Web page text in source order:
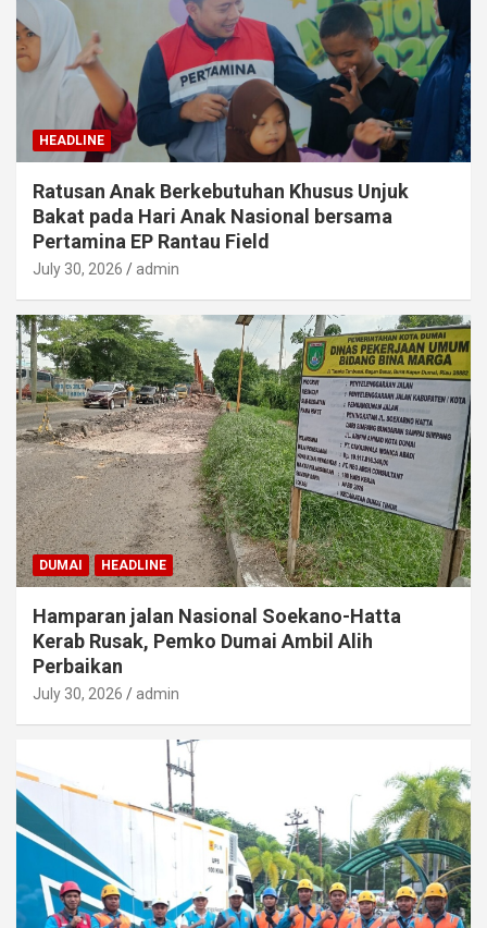
HEADLINE
Ratusan Anak Berkebutuhan Khusus Unjuk
Bakat pada Hari Anak Nasional bersama
Pertamina EP Rantau Field
July 30, 2026 admin
DUMAI HEADLINE
Hamparan jalan Nasional Soekano-Hatta
Kerab Rusak, Pemko Dumai Ambil Alih
Perbaikan
July 30, 2026 admin